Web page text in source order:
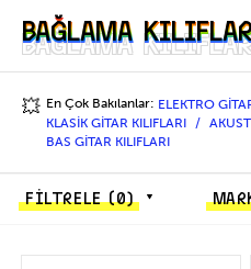
BAĞLAMA
BAĞLAMA
💥 En Çok Bakılanlar: ELEKTRO
KLASİK GİTAR KILIFLARI
BAS GİTAR KILIFLARI
FİLTRELE(0)